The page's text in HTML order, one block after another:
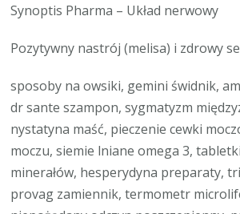
Synoptis Pharma – Układ nerwowy
Pozytywny nastrój (melisa) i zdrowy
sposoby na owsiki, gemini świdnik,
dr sante szampon, sygmatyzm
nystatyna maść, pieczenie cewki
moczu, siemie lniane omega 3,
minerałów, hesperydyna preparaty,
provag zamiennik, termometr